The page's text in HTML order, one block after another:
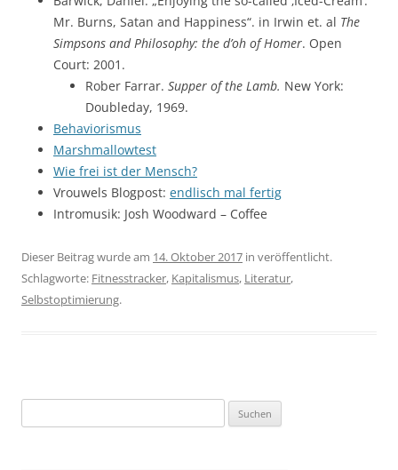
Mr. Burns, Satan and Happiness“. in Irwin et. al The
Simpsons and Philosophy: the d’oh of Homer. Open
Court: 2001.
Rober Farrar. Supper of the Lamb. New York:
Doubleday, 1969.
Behaviorismus
Marshmallowtest
Wie frei ist der Mensch?
Vrouwels Blogpost: endlisch mal fertig
Intromusik: Josh Woodward – Coffee
Dieser Beitrag wurde am 14. Oktober 2017 in veröffentlicht.
Schlagworte: Fitnesstracker, Kapitalismus, Literatur,
Selbstoptimierung.
nach: